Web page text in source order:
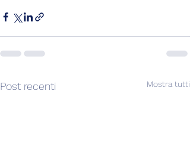
Post recenti Mostra tutti